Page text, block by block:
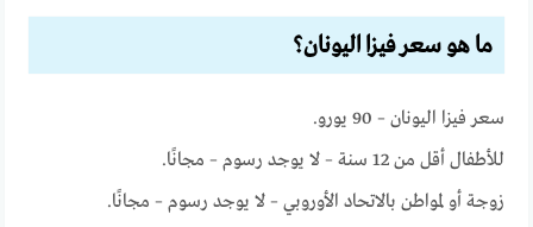
ما هو سعر فيزا اليونان؟
سعر فيزا اليونان – 90 يورو.
للأطفال أقل من 12 سنة – لا يوجد رسوم – مجانًا.
زوجة أو لمواطن بالاتحاد الأوروبي – لا يوجد رسوم – مجانًا.